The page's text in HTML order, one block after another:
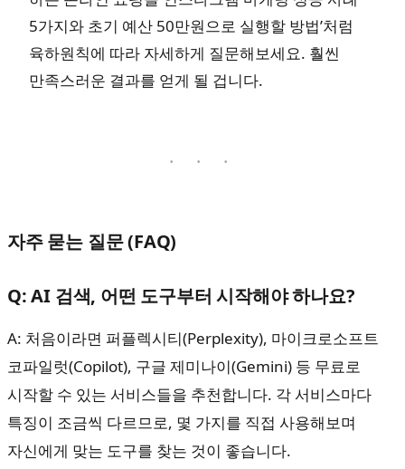
5가지와 초기 예산 50만원으로 실행할 방법’처럼
육하원칙에 따라 자세하게 질문해보세요. 훨씬
만족스러운 결과를 얻게 될 겁니다.
자주 묻는 질문 (FAQ)
Q: AI 검색, 어떤 도구부터 시작해야 하나요?
A: 처음이라면 퍼플렉시티(Perplexity), 마이크로소프트
코파일럿(Copilot), 구글 제미나이(Gemini) 등 무료로
시작할 수 있는 서비스들을 추천합니다. 각 서비스마다
특징이 조금씩 다르므로, 몇 가지를 직접 사용해보며
자신에게 맞는 도구를 찾는 것이 좋습니다.